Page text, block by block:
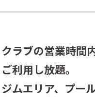
クラブの営業時間
ご利用し放題。
ジムエリア、プー